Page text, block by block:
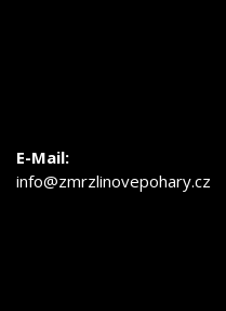
E-Mail:
info@zmrzlinovepohary.cz